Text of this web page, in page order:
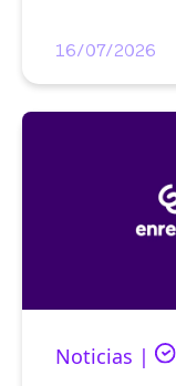
16/07/2026
Noticias |